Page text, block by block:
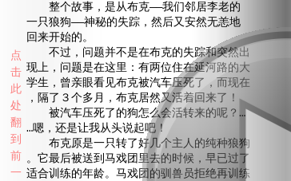
整个故事，是从布克——我们邻居李老的
一只狼狗——神秘的失踪，然后又安然无恙地
回来开始的。
不过，问题并不是在布克的失踪和突然出
现上，问题是在这里：有两位住在延河路的大
学生，曾亲眼看见布克被汽车压死了，而现在
，隔了３个多月，布克居然又活着回来了！
被汽车压死了的狗怎么会活转来的呢？…
…嗯，还是让我从头说起吧！
布克原是一只转了好几个主人的纯种狼狗
。它最后被送到马戏团里去的时候，早已过了
适合训练的年龄。马戏团的驯兽员拒绝再训练
点
击
此
处
翻
到
前
一